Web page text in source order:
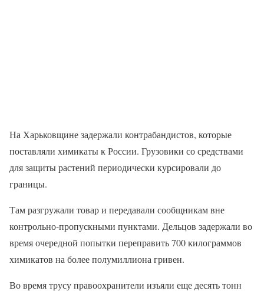
На Харьковщине задержали контрабандистов, которые
поставляли химикаты к России. Грузовики со средствами
для защиты растений периодически курсировали до
границы.
Там разгружали товар и передавали сообщникам вне
контрольно-пропускными пунктами. Дельцов задержали во
время очередной попытки переправить 700 килограммов
химикатов на более полумиллиона гривен.
Во время трусу правоохранители изъяли еще десять тонн